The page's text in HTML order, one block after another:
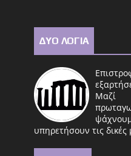
ΔΥΟ ΛΟΓΙΑ
Μαζί
υπηρετήσουν τις